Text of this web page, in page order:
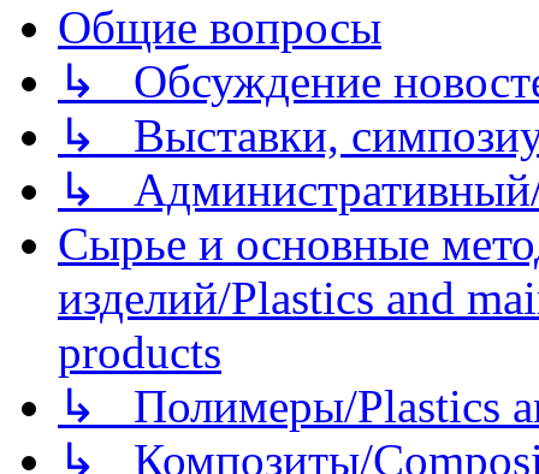
Общие вопросы
↳ Обсуждение
↳ Выставки,
↳
Сырье и основные
изделий/Plastics and
products
↳ Полимеры/Plastics
↳ Композиты/